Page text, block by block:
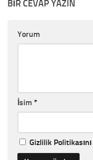
BIR CEVAP YAZIN
Yorum
İsim *
Gizlilik Politikasını